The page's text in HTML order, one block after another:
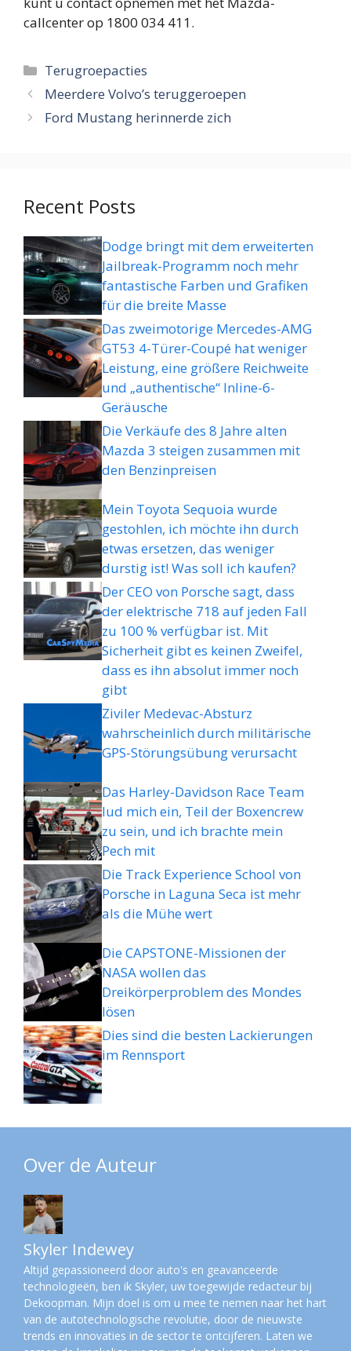
callcenter op 1800 034 411.
Categorieën
Terugroepacties
Meerdere Volvo’s teruggeroepen
Ford Mustang herinnerde zich
Recent Posts
Dodge bringt mit dem erweiterten
Jailbreak-Programm noch mehr
fantastische Farben und Grafiken
für die breite Masse
Das zweimotorige Mercedes-AMG
GT53 4-Türer-Coupé hat weniger
Leistung, eine größere Reichweite
und „authentische“ Inline-6-
Geräusche
Die Verkäufe des 8 Jahre alten
Mazda 3 steigen zusammen mit
den Benzinpreisen
Mein Toyota Sequoia wurde
gestohlen, ich möchte ihn durch
etwas ersetzen, das weniger
durstig ist! Was soll ich kaufen?
Der CEO von Porsche sagt, dass
der elektrische 718 auf jeden Fall
zu 100 % verfügbar ist. Mit
Sicherheit gibt es keinen Zweifel,
dass es ihn absolut immer noch
gibt
Ziviler Medevac-Absturz
wahrscheinlich durch militärische
GPS-Störungsübung verursacht
Das Harley-Davidson Race Team
lud mich ein, Teil der Boxencrew
zu sein, und ich brachte mein
Pech mit
Die Track Experience School von
Porsche in Laguna Seca ist mehr
als die Mühe wert
Die CAPSTONE-Missionen der
NASA wollen das
Dreikörperproblem des Mondes
lösen
Dies sind die besten Lackierungen
im Rennsport
Over de Auteur
Skyler Indewey
Altijd gepassioneerd door auto's en geavanceerde
technologieën, ben ik Skyler, uw toegewijde redacteur bij
Dekoopman. Mijn doel is om u mee te nemen naar het hart
van de autotechnologische revolutie, door de nieuwste
trends en innovaties in de sector te ontcijferen. Laten we